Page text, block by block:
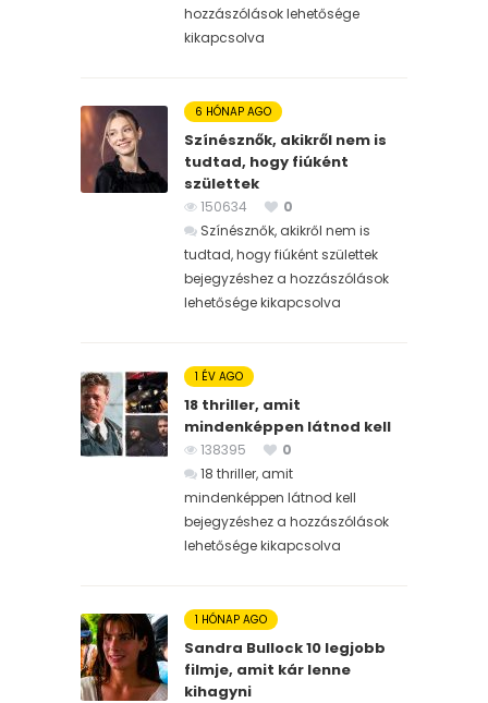
hozzászólások lehetősége
kikapcsolva
6 HÓNAP AGO
Színésznők, akikről nem is
tudtad, hogy fiúként
születtek
150634
0
Színésznők, akikről nem is
tudtad, hogy fiúként születtek
bejegyzéshez a hozzászólások
lehetősége kikapcsolva
1 ÉV AGO
18 thriller, amit
mindenképpen látnod kell
138395
0
18 thriller, amit
mindenképpen látnod kell
bejegyzéshez a hozzászólások
lehetősége kikapcsolva
1 HÓNAP AGO
Sandra Bullock 10 legjobb
filmje, amit kár lenne
kihagyni